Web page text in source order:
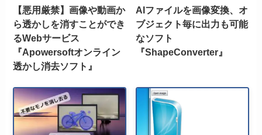
【悪用厳禁】画像や動画か
ら透かしを消すことができ
るWebサービス
『Apowersoftオンライン
透かし消去ソフト』
AIファイルを画像変換、オ
ブジェクト毎に出力も可能
なソフト
『ShapeConverter』